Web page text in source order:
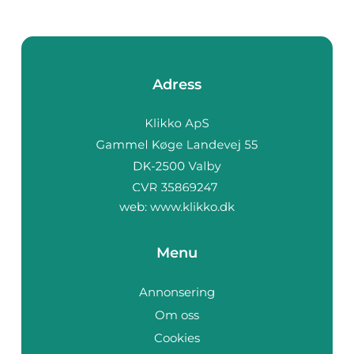
Adress
web: www.klikko.dk
Menu
Annonsering
Om oss
Cookies